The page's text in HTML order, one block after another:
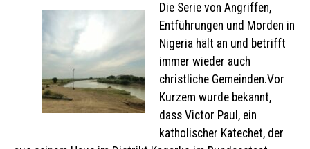
Die Serie von Angriffen,
Entführungen und Morden in
Nigeria hält an und betrifft
immer wieder auch
christliche Gemeinden.Vor
Kurzem wurde bekannt,
dass Victor Paul, ein
katholischer Katechet, der